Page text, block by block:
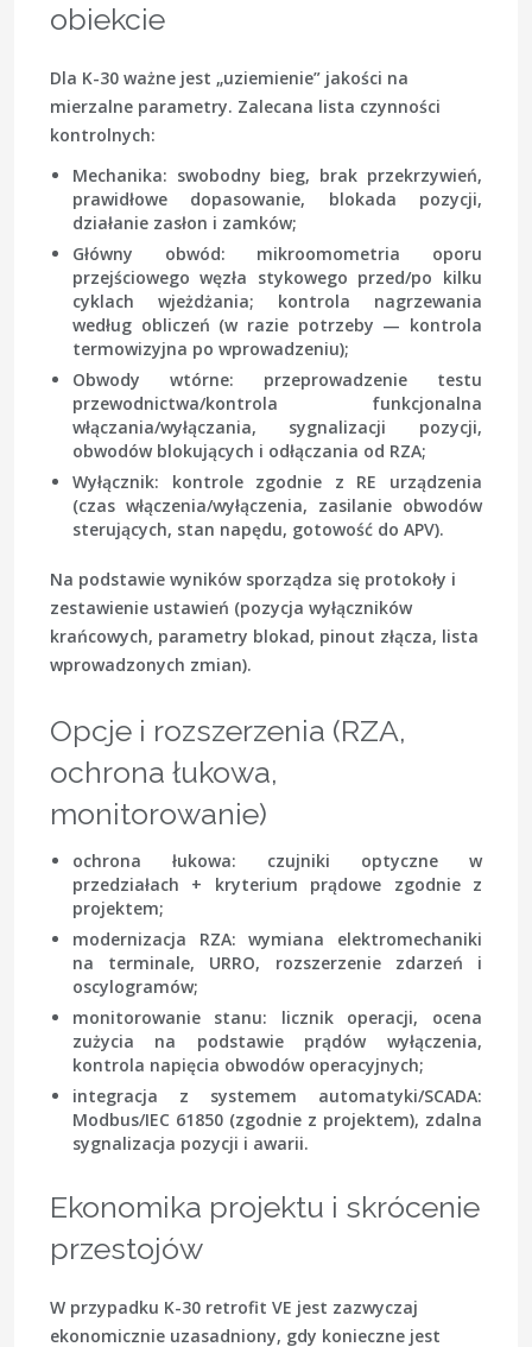
obiekcie
Dla K-30 ważne jest „uziemienie” jakości na
mierzalne parametry. Zalecana lista czynności
kontrolnych:
Mechanika: swobodny bieg, brak przekrzywień,
prawidłowe dopasowanie, blokada pozycji,
działanie zasłon i zamków;
Główny obwód: mikroomometria oporu
przejściowego węzła stykowego przed/po kilku
cyklach wjeżdżania; kontrola nagrzewania
według obliczeń (w razie potrzeby — kontrola
termowizyjna po wprowadzeniu);
Obwody wtórne: przeprowadzenie testu
przewodnictwa/kontrola funkcjonalna
włączania/wyłączania, sygnalizacji pozycji,
obwodów blokujących i odłączania od RZA;
Wyłącznik: kontrole zgodnie z RE urządzenia
(czas włączenia/wyłączenia, zasilanie obwodów
sterujących, stan napędu, gotowość do APV).
Na podstawie wyników sporządza się protokoły i
zestawienie ustawień (pozycja wyłączników
krańcowych, parametry blokad, pinout złącza, lista
wprowadzonych zmian).
Opcje i rozszerzenia (RZA,
ochrona łukowa,
monitorowanie)
ochrona łukowa: czujniki optyczne w
przedziałach + kryterium prądowe zgodnie z
projektem;
modernizacja RZA: wymiana elektromechaniki
na terminale, URRO, rozszerzenie zdarzeń i
oscylogramów;
monitorowanie stanu: licznik operacji, ocena
zużycia na podstawie prądów wyłączenia,
kontrola napięcia obwodów operacyjnych;
integracja z systemem automatyki/SCADA:
Modbus/IEC 61850 (zgodnie z projektem), zdalna
sygnalizacja pozycji i awarii.
Ekonomika projektu i skrócenie
przestojów
W przypadku K-30 retrofit VE jest zazwyczaj
ekonomicznie uzasadniony, gdy konieczne jest